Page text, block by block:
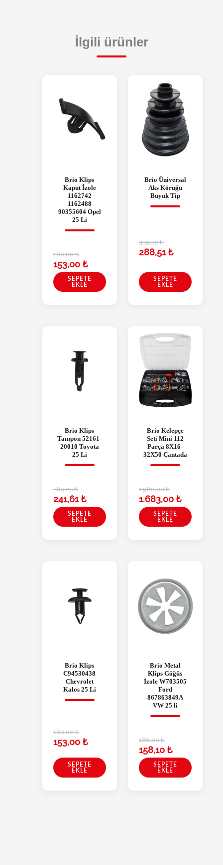
İlgili ürünler
Brio Klips
Kaput İzole
1162742
1162488
90355604 Opel
25 Li
180,00₺
153,00 ₺
SEPETE
EKLE
Brio Üniversal
Aks Körüğü
Büyük Tip
339,42₺
288,51₺
SEPETE
EKLE
Brio Klips
Tampon 52161-
20010 Toyota
25 Li
284,25₺
241,61₺
SEPETE
EKLE
Brio Kelepçe
Seti Mini 112
Parça 8X16-
32X50 Çantada
1.980,00₺
1.683,00 ₺
SEPETE
EKLE
Brio Klips
C94530438
Chevrolet
Kalos 25 Li
180,00₺
153,00 ₺
SEPETE
EKLE
Brio Metal
Klips Göğüs
İzole W703505
Ford
867863849A
VW 25 li
186,00₺
158,10 ₺
SEPETE
EKLE